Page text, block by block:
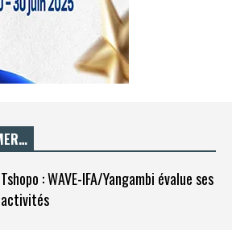
Tshopo : WAVE-IFA/Yangambi évalue ses
activités